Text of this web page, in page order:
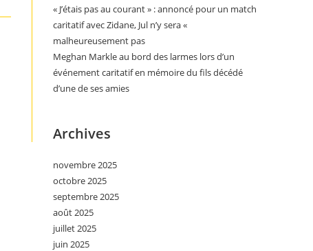
« J’étais pas au courant » : annoncé pour un match
caritatif avec Zidane, Jul n’y sera «
malheureusement pas
Meghan Markle au bord des larmes lors d’un
événement caritatif en mémoire du fils décédé
d’une de ses amies
Archives
novembre 2025
octobre 2025
septembre 2025
août 2025
juillet 2025
juin 2025